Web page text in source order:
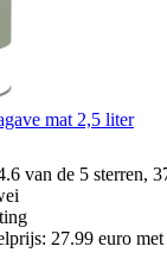
mat 2,5 liter
van de 5 sterren,
27.99 euro